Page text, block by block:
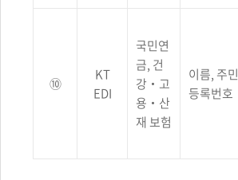
⑩
KT
EDI
국민연
금, 건
강‧고
용‧산
재 보험
이름, 주민
등록번호